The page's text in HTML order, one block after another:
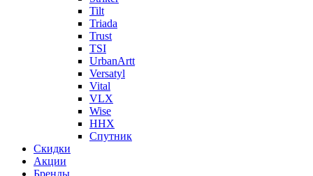
Tilt
Triada
Trust
TSI
UrbanArtt
Versatyl
Vital
VLX
Wise
ННХ
Спутник
Скидки
Акции